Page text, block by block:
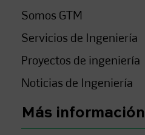
Somos GTM
Servicios de Ingeniería
Proyectos de ingeniería
Noticias de Ingeniería
Más información